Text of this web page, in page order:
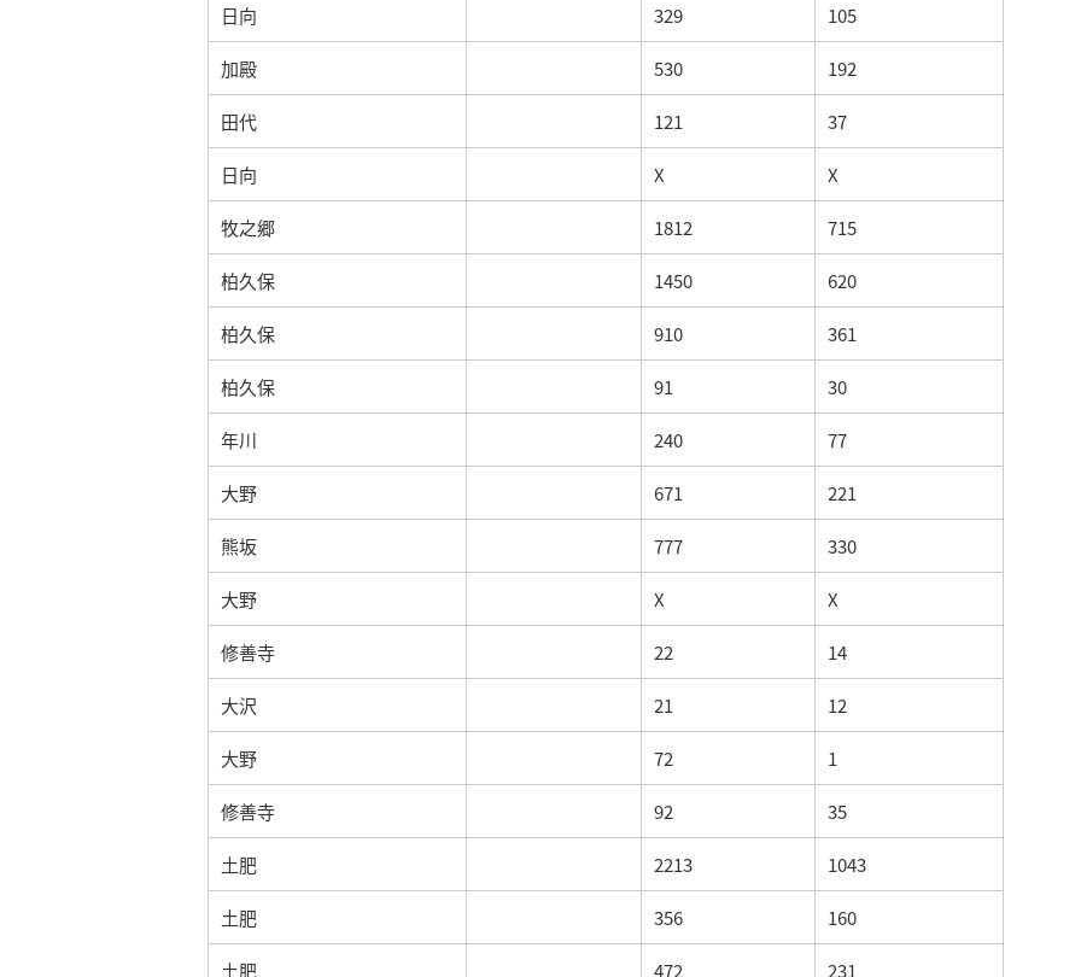
日向 329 105
加殿 530 192
田代 121 37
日向 X X
牧之郷 1812 715
柏久保 1450 620
柏久保 910 361
柏久保 91 30
年川 240 77
大野 671 221
熊坂 777 330
大野 X X
修善寺 22 14
大沢 21 12
大野 72 1
修善寺 92 35
土肥 2213 1043
土肥 356 160
土肥 472 231